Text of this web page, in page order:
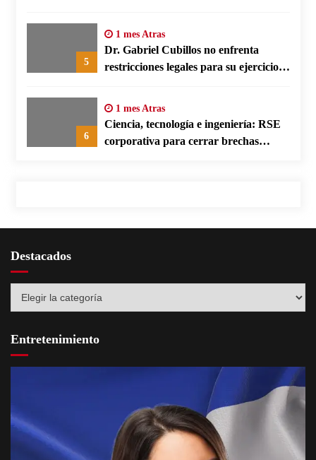
5
1 mes Atras
Dr. Gabriel Cubillos no enfrenta
restricciones legales para su ejercicio,
6
1 mes Atras
Ciencia, tecnología e ingeniería: RSE
corporativa para cerrar brechas
Destacados
Entretenimiento